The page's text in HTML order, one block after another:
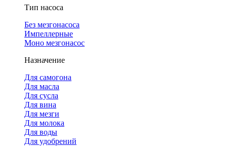
Тип насоса
Без мезгонасоса
Импеллерные
Моно мезгонасос
Назначение
Для самогона
Для масла
Для сусла
Для вина
Для мезги
Для молока
Для воды
Для удобрений